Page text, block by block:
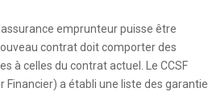
emprunteur puisse être
contrat doit comporter des
à celles du contrat actuel. Le CCSF
a établi une liste des garantie